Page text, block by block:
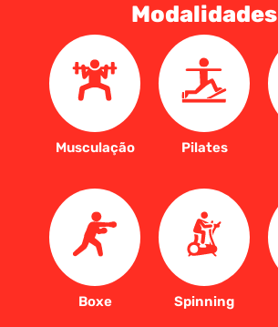
Modalidades
Musculação Pilates
Boxe Spinning